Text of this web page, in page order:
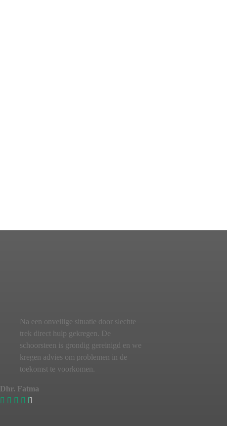
Na een onveilige situatie door slechte
trek direct hulp gekregen. De
schoorsteen is grondig gereinigd en we
kregen advies om problemen in de
toekomst te voorkomen.
Dhr. Fatma